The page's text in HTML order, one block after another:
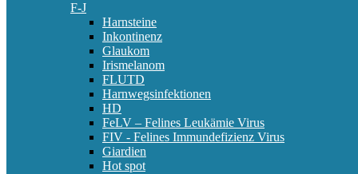
F-J
Harnsteine
Inkontinenz
Glaukom
Irismelanom
FLUTD
Harnwegsinfektionen
HD
FeLV – Felines Leukämie Virus
FIV - Felines Immundefizienz Virus
Giardien
Hot spot